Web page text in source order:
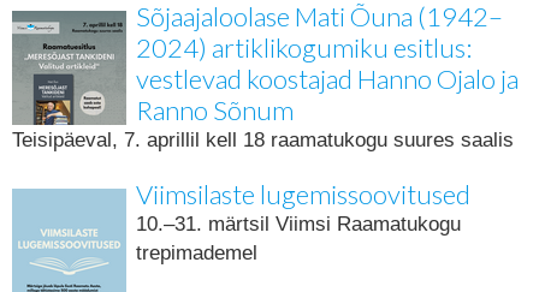
Sõjaajaloolase Mati Õuna (1942–
2024) artiklikogumiku esitlus:
vestlevad koostajad Hanno Ojalo ja
Ranno Sõnum
Teisipäeval, 7. aprillil kell 18 raamatukogu suures saalis
Viimsilaste lugemissoovitused
10.–31. märtsil Viimsi Raamatukogu
trepimademel